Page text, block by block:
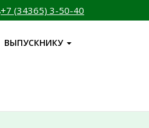
+7 (34365) 3-50-40
ВЫПУСКНИКУ